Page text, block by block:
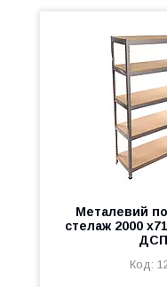
Металевий
стелаж 2000
ДСП